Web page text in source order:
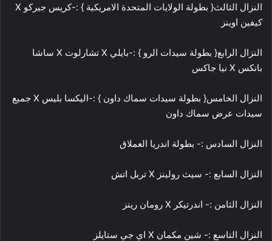
النزال الثالث{ بطولة الولايات المتحدة الامريكية } :-كريس جيركو X
كيفين اوينز
النزال الرابع{ بطولة سيدات الرو } :-بايلي X تشارلوت X ساشا
بانكس X نيا جاكس
النزال الخامس{ بطولة سيدات سماك داون } :-اليكسا بليس X جميع
سيدات عرض سماك داون
النزال السادس :- بطولة اندريا العملاق
النزال السابع :- سيث رولينز X تربل اتش
النزال الثامن :- اندرتيكر X رومان رينز
النزال التاسع :- شين مكمان X اي جي ستايلز